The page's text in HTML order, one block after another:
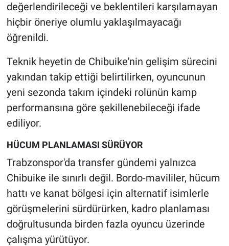
değerlendirileceği ve beklentileri karşılamayan
hiçbir öneriye olumlu yaklaşılmayacağı
öğrenildi.
Teknik heyetin de Chibuike'nin gelişim sürecini
yakından takip ettiği belirtilirken, oyuncunun
yeni sezonda takım içindeki rolünün kamp
performansına göre şekillenebileceği ifade
ediliyor.
HÜCUM PLANLAMASI SÜRÜYOR
Trabzonspor'da transfer gündemi yalnızca
Chibuike ile sınırlı değil. Bordo-mavililer, hücum
hattı ve kanat bölgesi için alternatif isimlerle
görüşmelerini sürdürürken, kadro planlaması
doğrultusunda birden fazla oyuncu üzerinde
çalışma yürütüyor.